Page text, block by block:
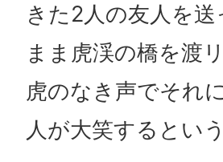
きた2人の友人を
まま虎渓の橋を渡
虎のなき声でそれ
人が大笑するとい